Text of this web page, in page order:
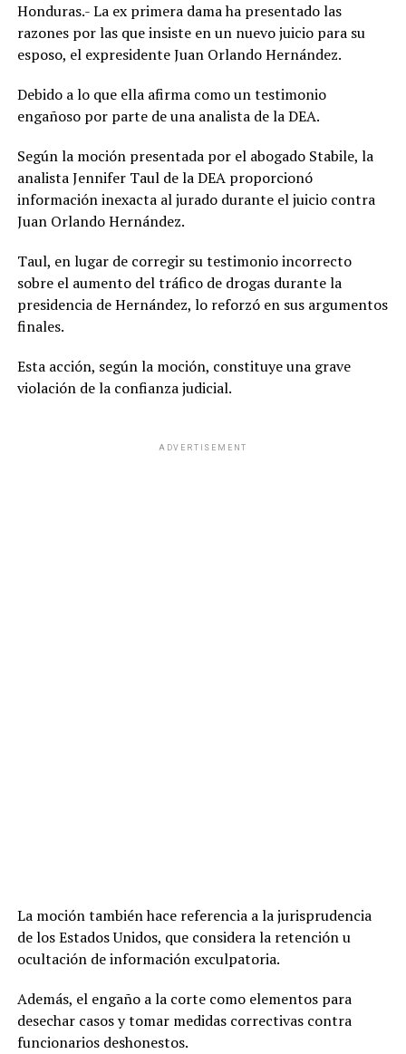
Honduras.- La ex primera dama ha presentado las
razones por las que insiste en un nuevo juicio para su
esposo, el expresidente Juan Orlando Hernández.
Debido a lo que ella afirma como un testimonio
engañoso por parte de una analista de la DEA.
Según la moción presentada por el abogado Stabile, la
analista Jennifer Taul de la DEA proporcionó
información inexacta al jurado durante el juicio contra
Juan Orlando Hernández.
Taul, en lugar de corregir su testimonio incorrecto
sobre el aumento del tráfico de drogas durante la
presidencia de Hernández, lo reforzó en sus argumentos
finales.
Esta acción, según la moción, constituye una grave
violación de la confianza judicial.
ADVERTISEMENT
La moción también hace referencia a la jurisprudencia
de los Estados Unidos, que considera la retención u
ocultación de información exculpatoria.
Además, el engaño a la corte como elementos para
desechar casos y tomar medidas correctivas contra
funcionarios deshonestos.